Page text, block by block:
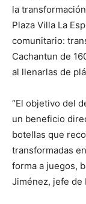
la
Plaza Villa La
comunitario:
Cachantun de
al llenarlas de
“El objetivo del
un beneficio
botellas que
transformadas
forma a juegos,
Jiménez, jefe de